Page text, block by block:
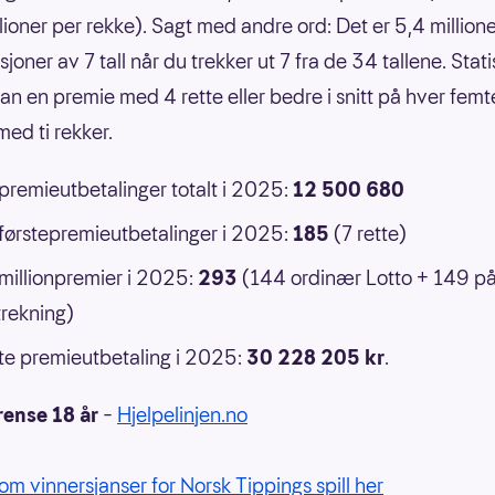
per rekke). Sagt med andre ord: Det er 5,4
av 7 tall når du trekker ut 7 fra de 34 tallene.
en premie med 4 rette eller bedre i snitt på hver
ti rekker.
totalt i 2025: 12 500 680
i 2025: 185 (7 rette)
i 2025: 293 (144 ordinær Lotto + 149
premieutbetaling i 2025: 30 228 205 kr.
18 år – Hjelpelinjen.no
vinnersjanser for Norsk Tippings spill her